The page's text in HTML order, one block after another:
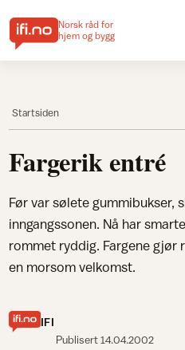
Norsk råd for
hjem og bygg
Startsiden
Fargerik entré
Før var sølete gummibukser,
inngangssonen. Nå har
rommet ryddig. Fargene gjør
en morsom velkomst.
IFI
Publisert14.04.2002